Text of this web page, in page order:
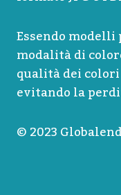
Essendo
modalità di
qualità dei
evitando la
© 2023